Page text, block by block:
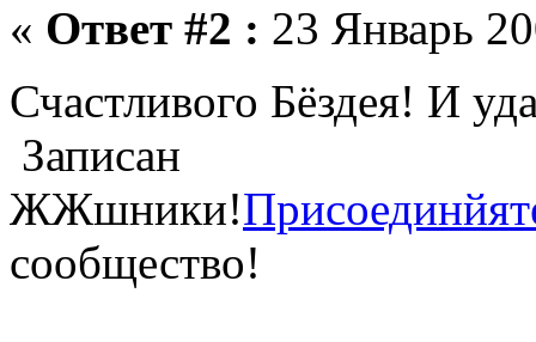
« Ответ #2 : 23 Январь
Счастливого Бёздея! И
Записан
ЖЖшники!
сообщество!